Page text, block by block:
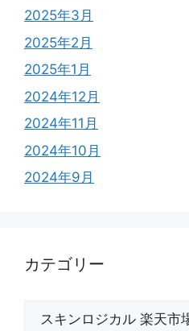
2025年3月
2025年2月
2025年1月
2024年12月
2024年11月
2024年10月
2024年9月
カテゴリー